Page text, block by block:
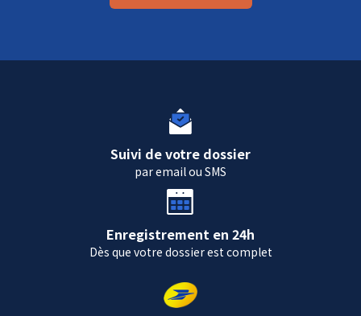
Suivi de votre dossier
par email ou SMS
Enregistrement en 24h
Dès que votre dossier est complet